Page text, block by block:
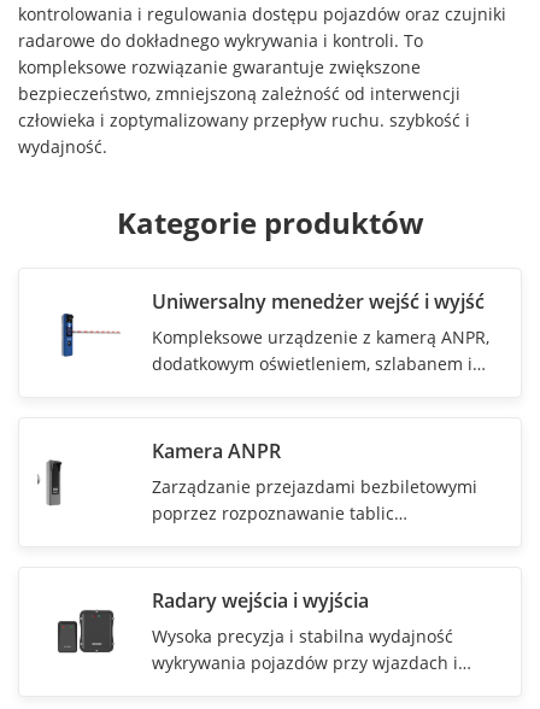
kontrolowania i regulowania dostępu pojazdów oraz czujniki
radarowe do dokładnego wykrywania i kontroli. To
kompleksowe rozwiązanie gwarantuje zwiększone
bezpieczeństwo, zmniejszoną zależność od interwencji
człowieka i zoptymalizowany przepływ ruchu. szybkość i
wydajność.
Kategorie produktów
Uniwersalny menedżer wejść i wyjść
Kompleksowe urządzenie z kamerą ANPR,
dodatkowym oświetleniem, szlabanem i
Kamera ANPR
Zarządzanie przejazdami bezbiletowymi
poprzez rozpoznawanie tablic
Radary wejścia i wyjścia
Wysoka precyzja i stabilna wydajność
wykrywania pojazdów przy wjazdach i